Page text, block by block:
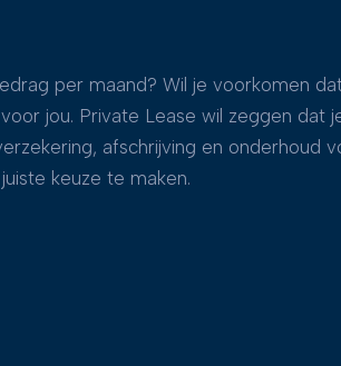
per maand? Wil je voorkomen
jou. Private Lease wil zeggen
afschrijving en
keuze te maken.